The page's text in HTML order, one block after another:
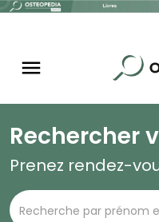
Rechercher
Prenez rendez-